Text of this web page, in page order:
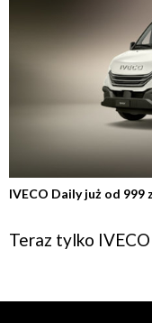
IVECO Daily już od 999
Teraz tylko